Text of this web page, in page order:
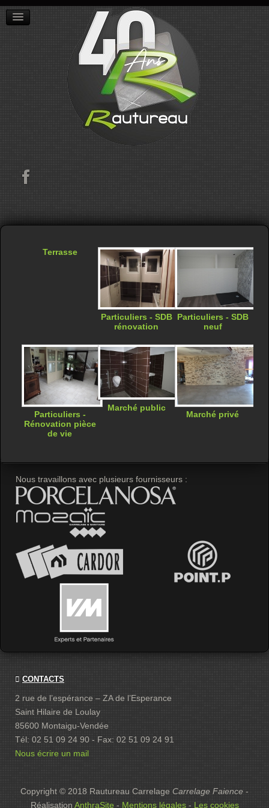
L'ENTREPRISE
Terrasse
Particuliers - SDB
rénovation
Particuliers - SDB
neuf
Particuliers -
Rénovation pièce
de vie
Marché public
Marché privé
Nous travaillons avec plusieurs fournisseurs :
CONTACTS
2 rue de l’espérance – ZA de l’Esperance
Saint Hilaire de Loulay
85600 Montaigu-Vendée
Tél: 02 51 09 24 90 - Fax: 02 51 09 24 91
Nous écrire un mail
Copyright © 2018 Rautureau Carrelage Carrelage Faience -
Réalisation AnthraSite- Mentions légales- Les cookies